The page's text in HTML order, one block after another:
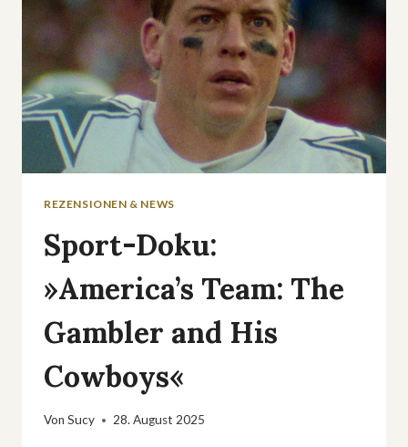
REZENSIONEN & NEWS
Sport-Doku:
»America’s Team: The
Gambler and His
Cowboys«
Von Sucy 28. August 2025